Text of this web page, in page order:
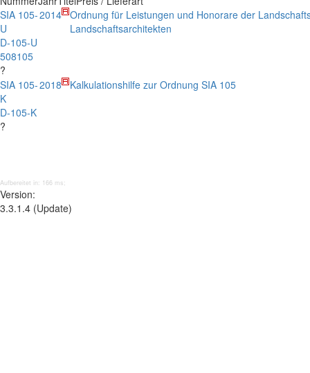
SIA 105-
U
D-105-U
508105
?
2014 Ordnung für Leistungen und Honorare der
Landschaftsarchitekten
SIA 105-
K
D-105-K
?
2018 Kalkulationshilfe zur Ordnung SIA 105
Aufbereitet in: 166 ms;
Version:
3.3.1.4 (Update)